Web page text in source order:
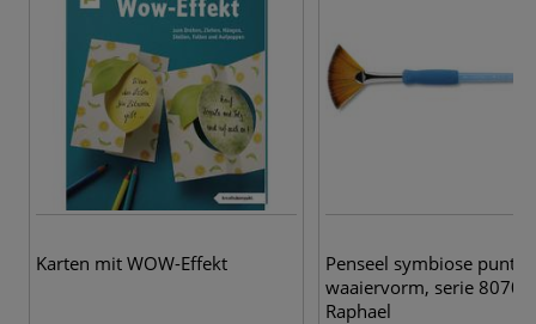
Karten mit WOW-Effekt
Penseel symbiose punt in
waaiervorm, serie 8070
Raphael